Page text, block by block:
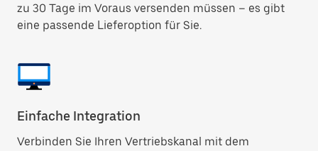
zu 30 Tage im Voraus versenden müssen – es gibt
eine passende Lieferoption für Sie.
Einfache Integration
Verbinden Sie Ihren Vertriebskanal mit dem